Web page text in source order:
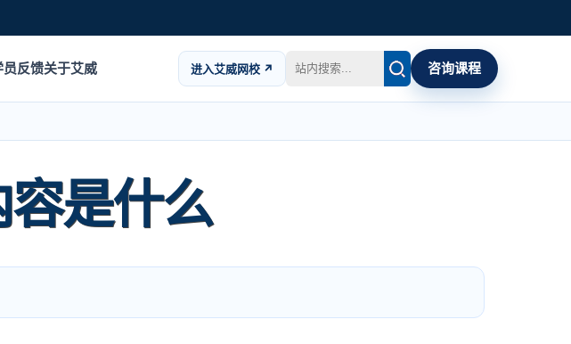
员反馈关于艾威 进入艾威网校 ↗ 咨询课程
是什么